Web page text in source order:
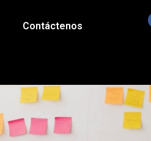
Contáctenos